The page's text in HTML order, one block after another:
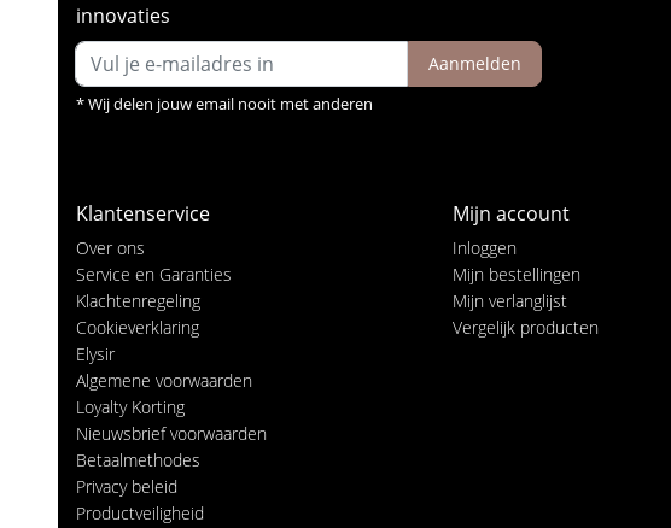
innovaties
Aanmelden
* Wij delen jouw email nooit met anderen
Klantenservice
Over ons
Service en Garanties
Klachtenregeling
Cookieverklaring
Elysir
Algemene voorwaarden
Loyalty Korting
Nieuwsbrief voorwaarden
Betaalmethodes
Privacy beleid
Productveiligheid
Mijn account
Inloggen
Mijn bestellingen
Mijn verlanglijst
Vergelijk producten